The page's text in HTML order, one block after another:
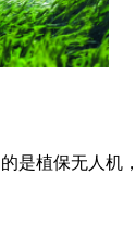
是植保无人机